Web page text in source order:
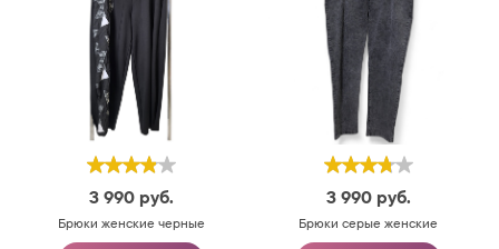
3 990 руб.
Брюки женские черные
3 990 руб.
Брюки серые женские